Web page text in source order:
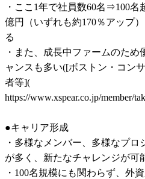
・ここ1年で社員数60名⇒100
億円（いずれも約170％アップ
る
・また、成長中ファームのた
ャンスも多い([ボストン・コン
者等](
https://www.xspear.co.jp/member/
●キャリア形成
・多様なメンバー、多様なプ
が多く、新たなチャレンジが可
・100名規模にも関わらず、外